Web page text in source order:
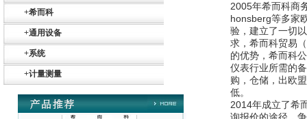
+希而科
+通用设备
+系统
+计量测量
2005年希而科商
honsberg等多家
验，建立了一切
求，希而科贸易
的优势，希而科
仪表行业所需的
购，仓储，出欧
低。
2014年成立了希